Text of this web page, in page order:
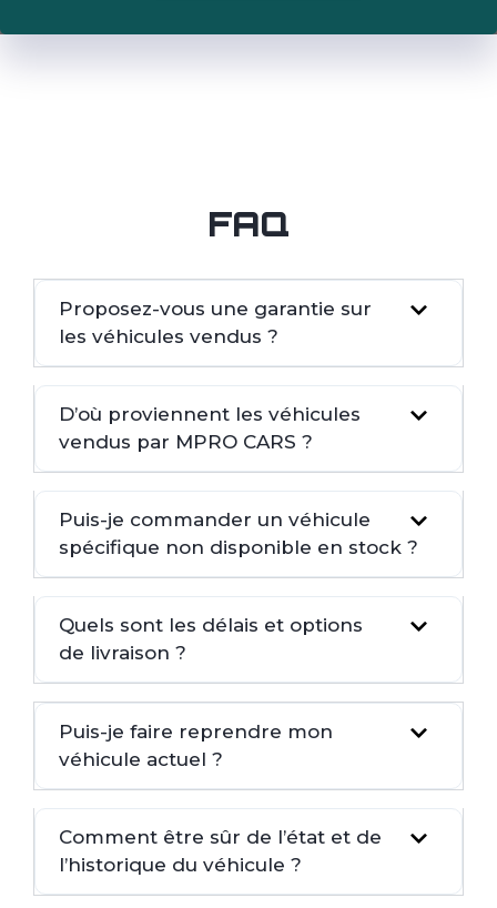
FAQ
Proposez-vous une garantie sur
les véhicules vendus ?
D’où proviennent les véhicules
vendus par MPRO CARS ?
Puis-je commander un véhicule
spécifique non disponible en stock ?
Quels sont les délais et options
de livraison ?
Puis-je faire reprendre mon
véhicule actuel ?
Comment être sûr de l’état et de
l’historique du véhicule ?